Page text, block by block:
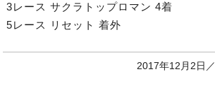
3レース サクラトップロマン 4着
5レース リセット 着外
2017年12月2日／